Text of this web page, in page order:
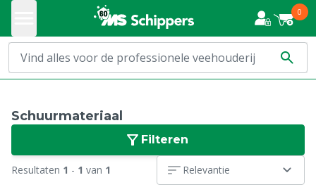
0
Schuurmateriaal
Filteren
Resultaten 1 - 1 van 1 Relevantie